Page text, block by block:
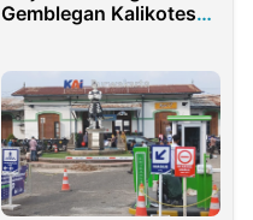
Gemblegan Kalikotes